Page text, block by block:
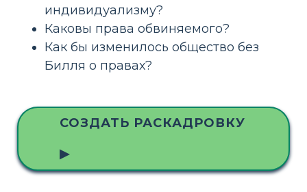
индивидуализму?
Каковы права обвиняемого?
Как бы изменилось общество без
Билля о правах?
СОЗДАТЬ РАСКАДРОВКУ
▶